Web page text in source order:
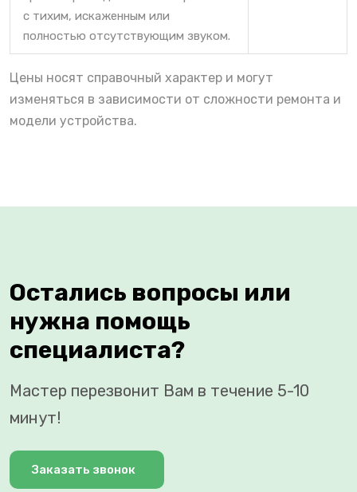
с тихим, искаженным или
полностью отсутствующим звуком.
Цены носят справочный характер и могут
изменяться в зависимости от сложности ремонта и
модели устройства.
Остались вопросы или
нужна помощь
специалиста?
Мастер перезвонит Вам в течение 5-10
минут!
Заказать звонок